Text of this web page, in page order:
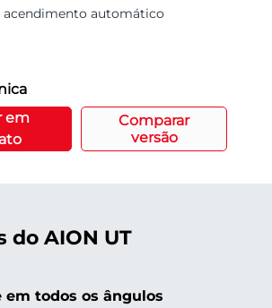
acendimento automático
em
Comparar
versão
do AION UT
todos os ângulos